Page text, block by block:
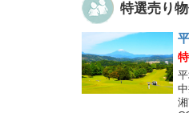
特選売り